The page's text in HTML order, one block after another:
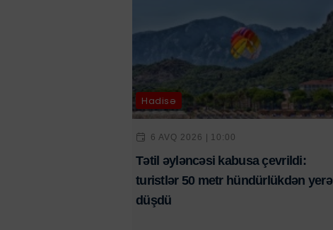
Hadisə
6 AVQ 2026 | 10:00
Tətil əyləncəsi kabusa çevrildi:
turistlər 50 metr hündürlükdən yerə
düşdü